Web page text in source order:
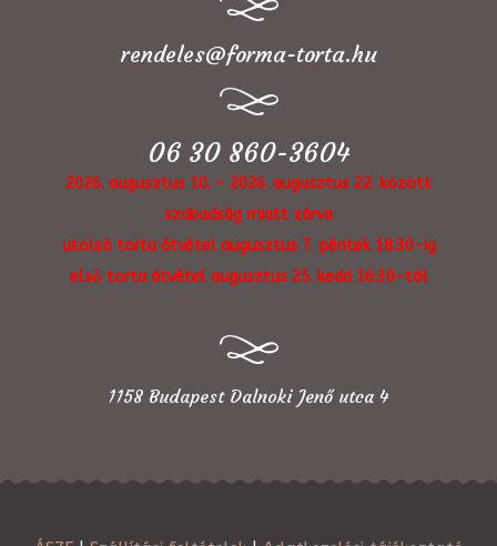
rendeles@forma-torta.hu
06 30 860-3604
2026. augusztus 10. - 2026. augusztus 22. között
szabadság miatt zárva
utolsó torta átvétel augusztus 7. péntek 18:30-ig
első torta átvétel augusztus 25. kedd 16:30-tól
1158 Budapest Dalnoki Jenő utca 4